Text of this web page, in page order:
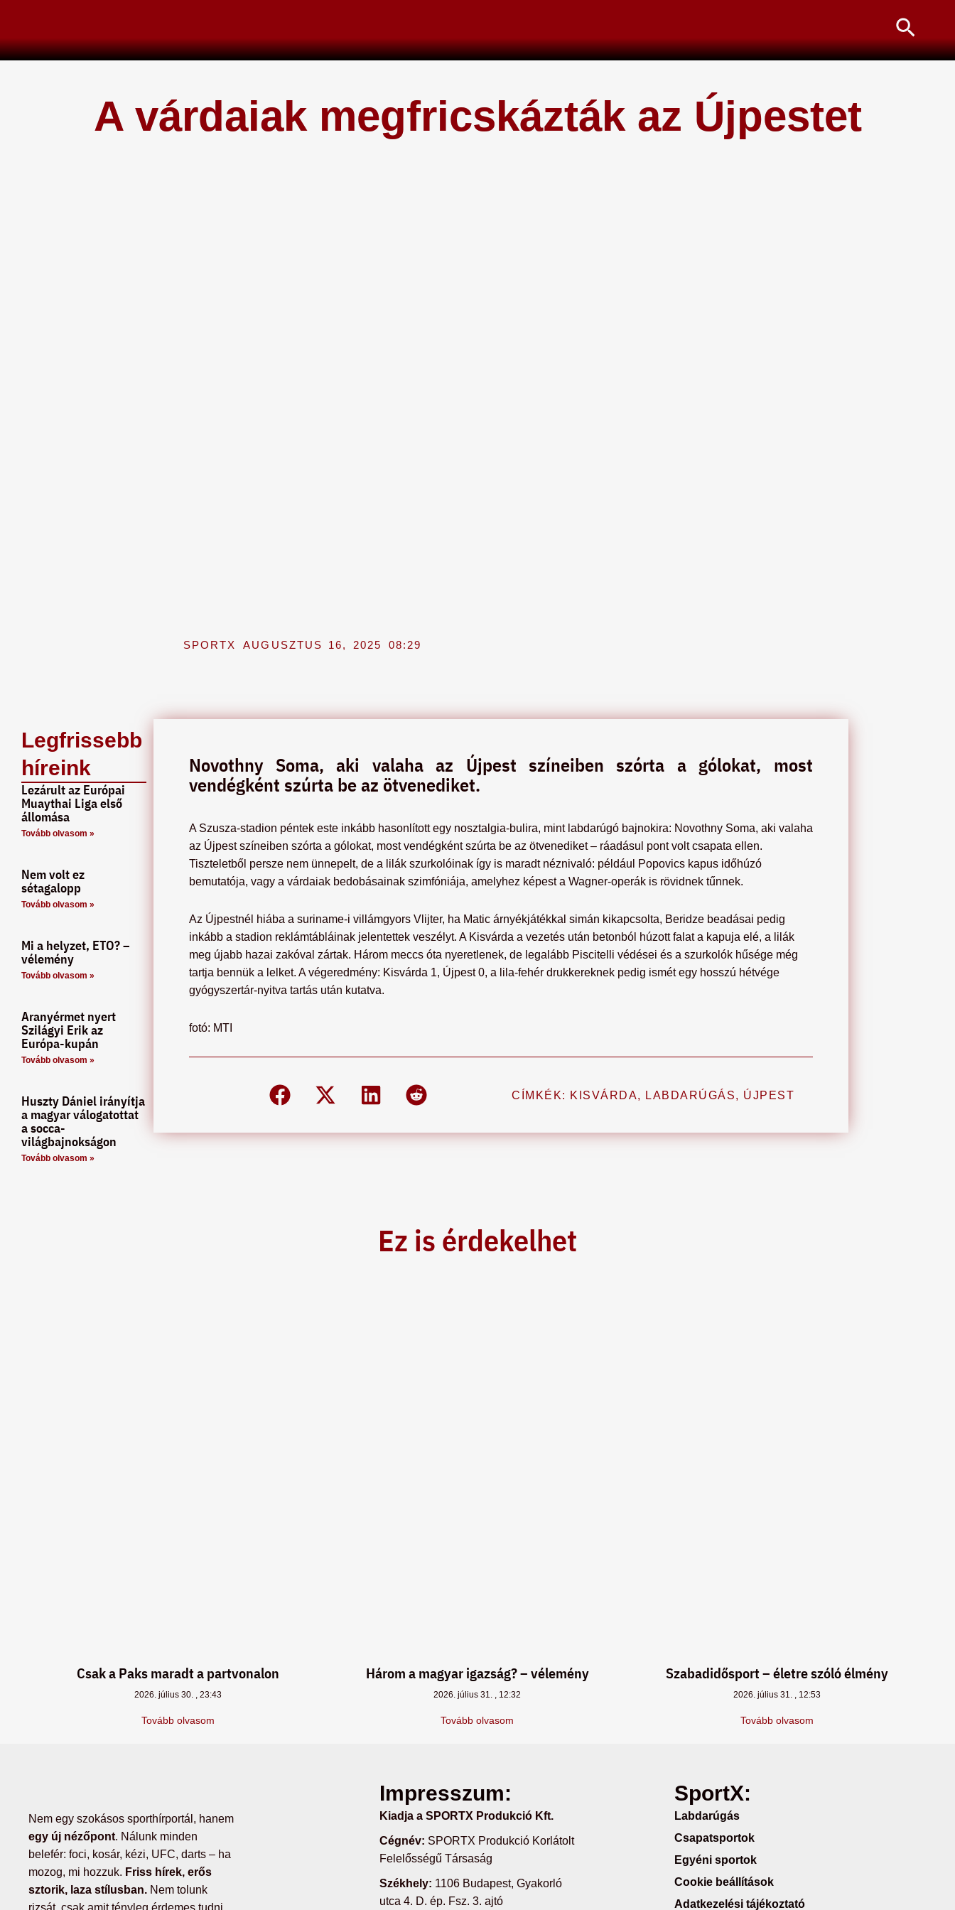
content
A várdaiak megfricskázták az Újpestet
SPORTX AUGUSZTUS 16, 2025 08:29
Legfrissebb
híreink
Lezárult az Európai
Muaythai Liga első
állomása
Tovább olvasom »
Nem volt ez
sétagalopp
Tovább olvasom »
Mi a helyzet, ETO? –
vélemény
Tovább olvasom »
Aranyérmet nyert
Szilágyi Erik az
Európa-kupán
Tovább olvasom »
Huszty Dániel irányítja
a magyar válogatottat
a socca-
világbajnokságon
Tovább olvasom »
Novothny Soma, aki valaha az Újpest színeiben szórta a gólokat, most
vendégként szúrta be az ötvenediket.
A Szusza-stadion péntek este inkább hasonlított egy nosztalgia-bulira, mint labdarúgó bajnokira: Novothny Soma, aki valaha
az Újpest színeiben szórta a gólokat, most vendégként szúrta be az ötvenediket – ráadásul pont volt csapata ellen.
Tiszteletből persze nem ünnepelt, de a lilák szurkolóinak így is maradt néznivaló: például Popovics kapus időhúzó
bemutatója, vagy a várdaiak bedobásainak szimfóniája, amelyhez képest a Wagner-operák is rövidnek tűnnek.
Az Újpestnél hiába a suriname-i villámgyors Vlijter, ha Matic árnyékjátékkal simán kikapcsolta, Beridze beadásai pedig
inkább a stadion reklámtábláinak jelentettek veszélyt. A Kisvárda a vezetés után betonból húzott falat a kapuja elé, a lilák
meg újabb hazai zakóval zártak. Három meccs óta nyeretlenek, de legalább Piscitelli védései és a szurkolók hűsége még
tartja bennük a lelket. A végeredmény: Kisvárda 1, Újpest 0, a lila-fehér drukkereknek pedig ismét egy hosszú hétvége
gyógyszertár-nyitva tartás után kutatva.
fotó: MTI
CÍMKÉK: KISVÁRDA, LABDARÚGÁS, ÚJPEST
Ez is érdekelhet
Csak a Paks maradt a partvonalon
2026. július 30. 23:43
Tovább olvasom
Három a magyar igazság? – vélemény
2026. július 31. 12:32
Tovább olvasom
Szabadidősport – életre szóló élmény
2026. július 31. 12:53
Tovább olvasom
Nem egy szokásos sporthírportál, hanem
egy új nézőpont. Nálunk minden
belefér: foci, kosár, kézi, UFC, darts – ha
mozog, mi hozzuk. Friss hírek, erős
sztorik, laza stílusban. Nem tolunk
rizsát, csak amit tényleg érdemes tudni.
Impresszum:
Kiadja a SPORTX Produkció Kft.
Cégnév: SPORTX Produkció Korlátolt
Felelősségű Társaság
Székhely: 1106 Budapest, Gyakorló
utca 4. D. ép. Fsz. 3. ajtó
SportX:
Labdarúgás
Csapatsportok
Egyéni sportok
Cookie beállítások
Adatkezelési tájékoztató